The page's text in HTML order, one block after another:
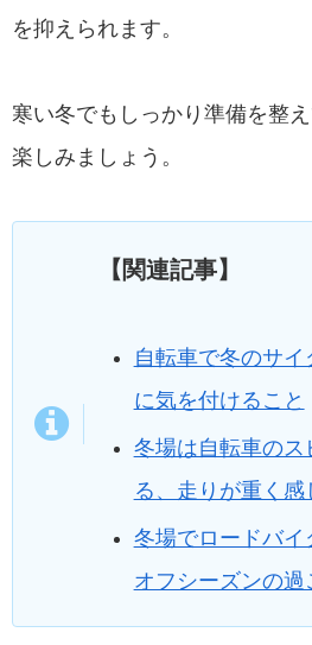
を抑えられます。
寒い冬でもしっかり準備を整
楽しみましょう。
【関連記事】
自転車で冬のサ
に気を付けること
冬場は自転車のス
る、走りが重く感
冬場でロードバイ
オフシーズンの過